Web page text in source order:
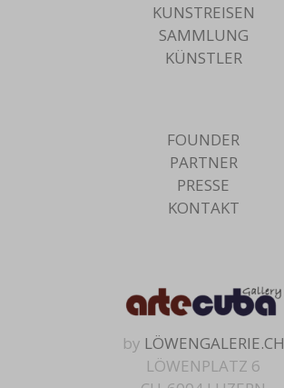
KUNSTREISEN
SAMMLUNG
KÜNSTLER
FOUNDER
PARTNER
PRESSE
KONTAKT
by LÖWENGALERIE.CH
LÖWENPLATZ 6